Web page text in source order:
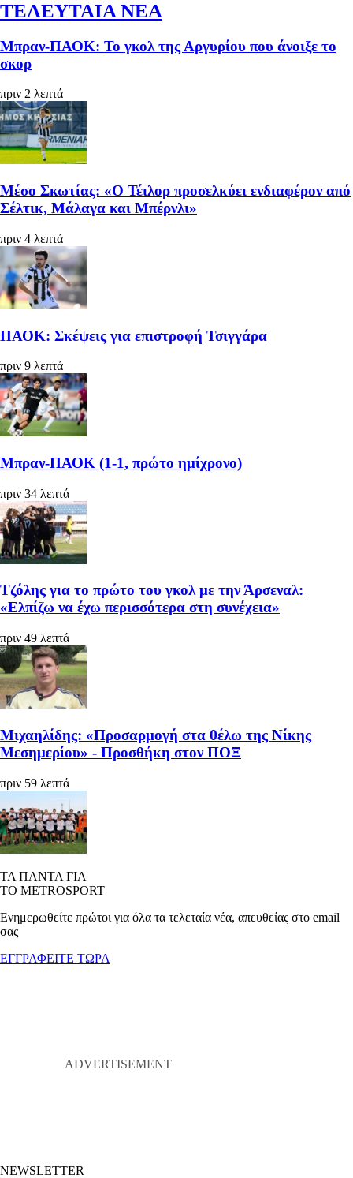
ΤΕΛΕΥΤΑΙΑ ΝΕΑ
Μπραν-ΠΑΟΚ: Το γκολ της Αργυρίου που άνοιξε το
σκορ
πριν 2 λεπτά
Μέσο Σκωτίας: «Ο Τέιλορ προσελκύει ενδιαφέρον από
Σέλτικ, Μάλαγα και Μπέρνλι»
πριν 4 λεπτά
ΠΑΟΚ: Σκέψεις για επιστροφή Τσιγγάρα
πριν 9 λεπτά
Μπραν-ΠΑΟΚ (1-1, πρώτο ημίχρονο)
πριν 34 λεπτά
Τζόλης για το πρώτο του γκολ με την Άρσεναλ:
«Ελπίζω να έχω περισσότερα στη συνέχεια»
πριν 49 λεπτά
Μιχαηλίδης: «Προσαρμογή στα θέλω της Νίκης
Μεσημερίου» - Προσθήκη στον ΠΟΞ
πριν 59 λεπτά
ΤΑ ΠΑΝΤΑ ΓΙΑ
ΤΟ METROSPORT
Ενημερωθείτε πρώτοι για όλα τα τελεταία νέα, απευθείας στο email
σας
ΕΓΓΡΑΦΕΙΤΕ ΤΩΡΑ
NEWSLETTER